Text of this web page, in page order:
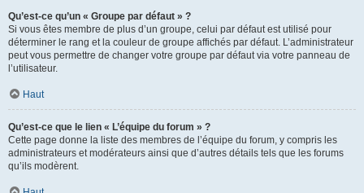
Qu’est-ce qu’un « Groupe par défaut » ?
Si vous êtes membre de plus d’un groupe, celui par défaut est utilisé pour
déterminer le rang et la couleur de groupe affichés par défaut. L’administrateur
peut vous permettre de changer votre groupe par défaut via votre panneau de
l’utilisateur.
Haut
Qu’est-ce que le lien « L’équipe du forum » ?
Cette page donne la liste des membres de l’équipe du forum, y compris les
administrateurs et modérateurs ainsi que d’autres détails tels que les forums
qu’ils modèrent.